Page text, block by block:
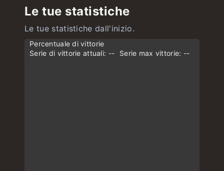
Le tue statistiche
Le tue statistiche dall'inizio.
Percentuale di vittorie
Serie di vittorie attuali: --
Serie max vittorie: --